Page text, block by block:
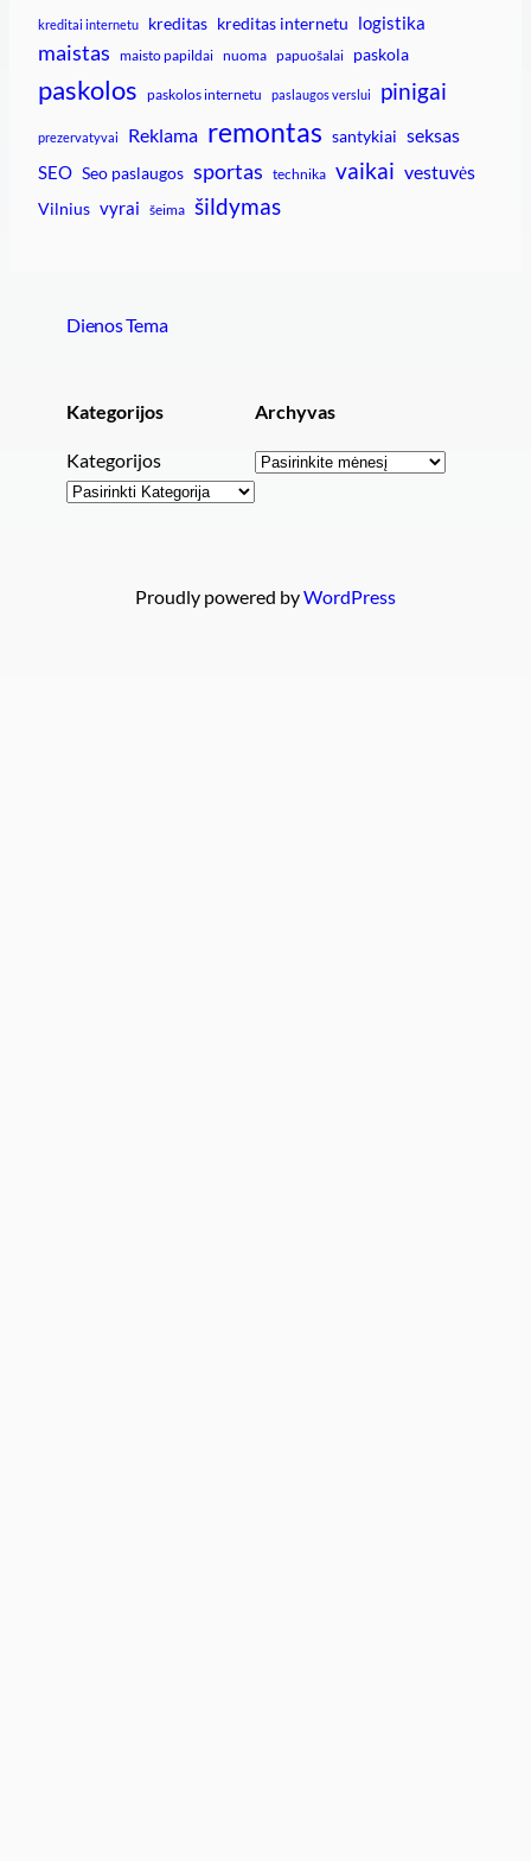
kreditai internetu kreditas kreditas internetu logistika
maistas maisto papildai nuoma papuošalai paskola
paskolos paskolos internetu paslaugos verslui pinigai
prezervatyvai Reklama remontas santykiai seksas
SEO Seo paslaugos sportas technika vaikai vestuvės
Vilnius vyrai šeima šildymas
Dienos Tema
Kategorijos
Kategorijos
Archyvas
Archyvai
Proudly powered byWordPress